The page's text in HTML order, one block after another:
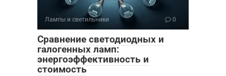
Лампы и светильники 0
Сравнение светодиодных и
галогенных ламп:
энергоэффективность и
стоимость